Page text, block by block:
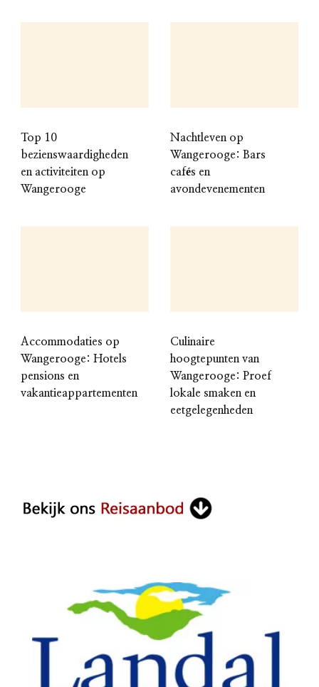
Top 10
bezienswaardigheden
en activiteiten op
Wangerooge
Nachtleven op
Wangerooge: Bars
cafés en
avondevenementen
Accommodaties op
Wangerooge: Hotels
pensions en
vakantieappartementen
Culinaire
hoogtepunten van
Wangerooge: Proef
lokale smaken en
eetgelegenheden